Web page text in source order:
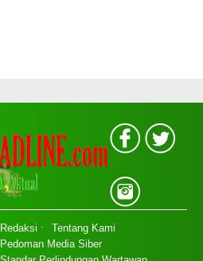
Redaksi
Tentang Kami
Pedoman Media Siber